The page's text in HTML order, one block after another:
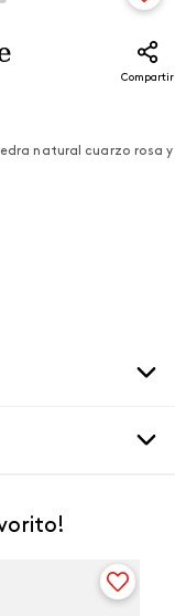
Compartir
natural cuarzo rosa y